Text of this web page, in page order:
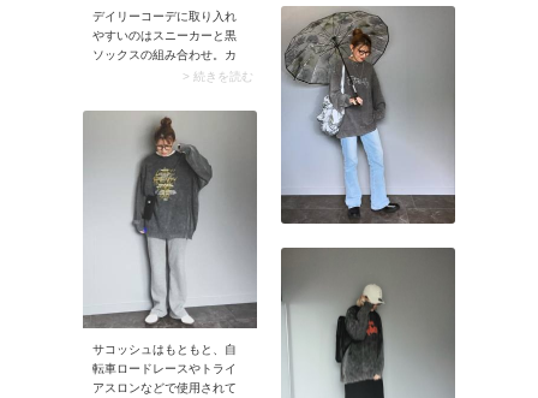
の効いたスカートや、こな
れ感たっぷりな小物はいか
が。ますます気分もアップ
すること間違いなしです！
デイリーコーデに取り入れ
やすいのはスニーカーと黒
ソックスの組み合わせ。カ
ジュアルなスニーカーに黒
が締まり、着こなしがグッ
と大人っぽく仕上がりま
す。またリラックスしたシ
ルエットのメンズライクな
服装のときにも黒ソックス
はおすすめ。スタイリング
の締め役となり、ラフにな
りすぎないバランス抜群な
カジュアルコーデが完成し
> 続きを読む
サコッシュはもともと、自
転車ロードレースやトライ
アスロンなどで使用されて